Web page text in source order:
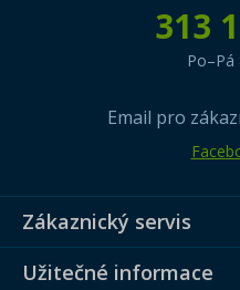
313
Po–Pá
Email pro
Zákaznický servis
Užitečné informace